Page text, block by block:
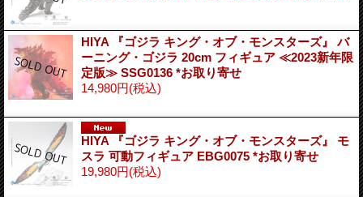
HIYA 『ゴジラ キング・オブ・モンスターズ』 バ
ーニング・ゴジラ 20cm フィギュア ≪2023新年限
定版≫ SSG0136 *お取り寄せ
14,980円(税込)
HIYA 『ゴジラ キング・オブ・モンスターズ』 モ
スラ 可動フィギュア EBG0075 *お取り寄せ
19,980円(税込)